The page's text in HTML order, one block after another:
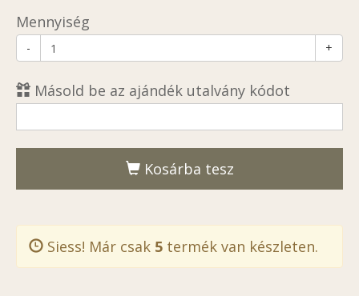
Mennyiség
- +
Másold be az ajándék utalvány kódot
Kosárba tesz
Siess! Már csak 5 termék van készleten.